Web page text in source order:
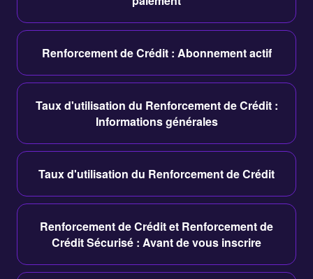
Renforcement de Crédit : Abonnement actif
Taux d'utilisation du Renforcement de Crédit :
Informations générales
Taux d'utilisation du Renforcement de Crédit
Renforcement de Crédit et Renforcement de
Crédit Sécurisé : Avant de vous inscrire